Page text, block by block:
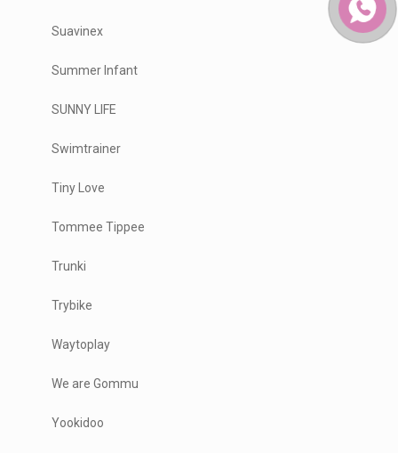
Suavinex
Summer Infant
SUNNY LIFE
Swimtrainer
Tiny Love
Tommee Tippee
Trunki
Trybike
Waytoplay
We are Gommu
Yookidoo